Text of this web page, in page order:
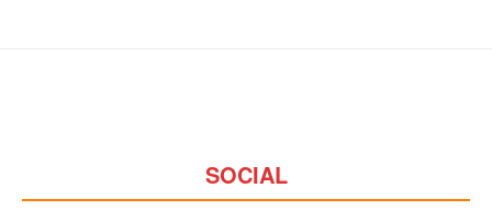
SOCIAL